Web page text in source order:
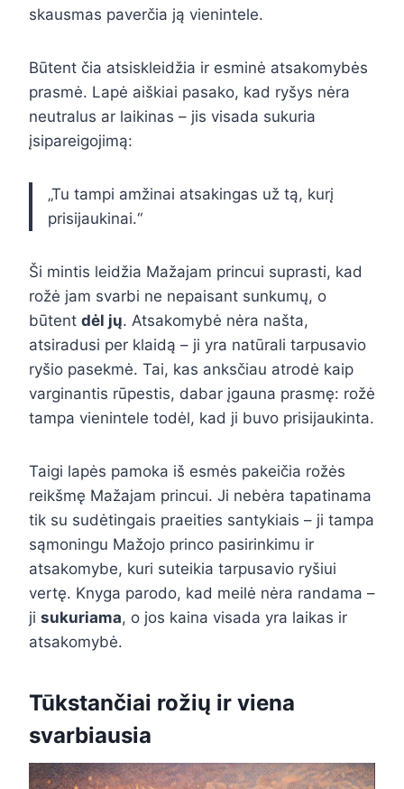
skausmas paverčia ją vienintele.
Būtent čia atsiskleidžia ir esminė atsakomybės
prasmė. Lapė aiškiai pasako, kad ryšys nėra
neutralus ar laikinas – jis visada sukuria
įsipareigojimą:
„Tu tampi amžinai atsakingas už tą, kurį
prisijaukinai.“
Ši mintis leidžia Mažajam princui suprasti, kad
rožė jam svarbi ne nepaisant sunkumų, o
būtent dėl jų. Atsakomybė nėra našta,
atsiradusi per klaidą – ji yra natūrali tarpusavio
ryšio pasekmė. Tai, kas anksčiau atrodė kaip
varginantis rūpestis, dabar įgauna prasmę: rožė
tampa vienintele todėl, kad ji buvo prisijaukinta.
Taigi lapės pamoka iš esmės pakeičia rožės
reikšmę Mažajam princui. Ji nebėra tapatinama
tik su sudėtingais praeities santykiais – ji tampa
sąmoningu Mažojo princo pasirinkimu ir
atsakomybe, kuri suteikia tarpusavio ryšiui
vertę. Knyga parodo, kad meilė nėra randama –
ji sukuriama, o jos kaina visada yra laikas ir
atsakomybė.
Tūkstančiai rožių ir viena
svarbiausia